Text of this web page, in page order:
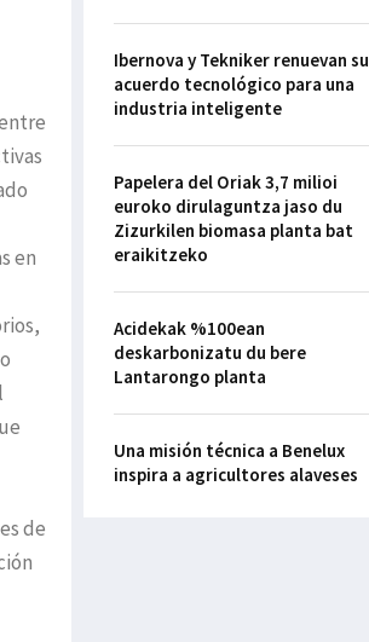
en
de
Ibernova y Tekniker renuevan su
acuerdo tecnológico para una
industria inteligente
Papelera del Oriak 3,7 milioi
euroko dirulaguntza jaso du
Zizurkilen biomasa planta bat
eraikitzeko
Acidekak %100ean
deskarbonizatu du bere
Lantarongo planta
Una misión técnica a Benelux
inspira a agricultores alaveses